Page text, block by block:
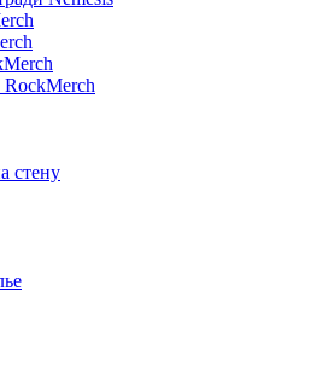
стену